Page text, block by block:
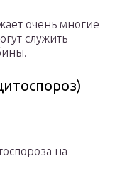
очень многие
служить
на